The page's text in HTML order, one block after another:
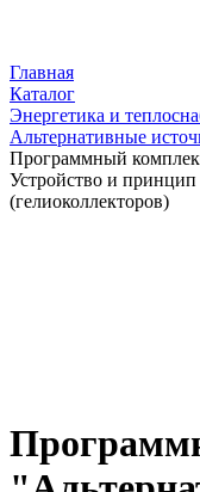
Главная
Каталог
Энергетика и
Альтернативные
Программный
Устройство и
(гелиоколлекторов)